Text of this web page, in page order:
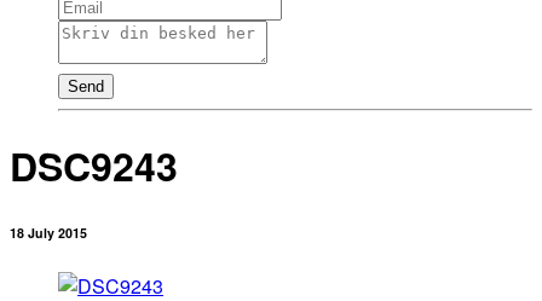
Send
DSC9243
18 July 2015